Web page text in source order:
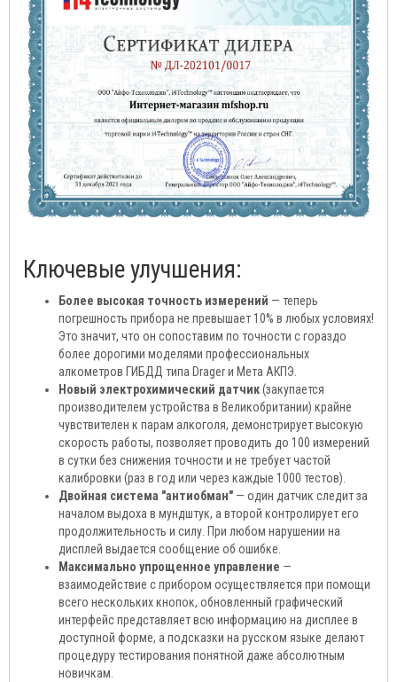
Ключевые улучшения:
Более высокая точность измерений — теперь
погрешность прибора не превышает 10% в любых условиях!
Это значит, что он сопоставим по точности с гораздо
более дорогими моделями профессиональных
алкометров ГИБДД типа Drager и Мета АКПЭ.
Новый электрохимический датчик(закупается
производителем устройства в Великобритании) крайне
чувствителен к парам алкоголя, демонстрирует высокую
скорость работы, позволяет проводить до 100 измерений
в сутки без снижения точности и не требует частой
калибровки (раз в год или через каждые 1000 тестов).
Двойная система "антиобман" — один датчик следит за
началом выдоха в мундштук, а второй контролирует его
продолжительность и силу. При любом нарушении на
дисплей выдается сообщение об ошибке.
Максимально упрощенное управление —
взаимодействие с прибором осуществляется при помощи
всего нескольких кнопок, обновленный графический
интерфейс представляет всю информацию на дисплее в
доступной форме, а подсказки на русском языке делают
процедуру тестирования понятной даже абсолютным
новичкам.